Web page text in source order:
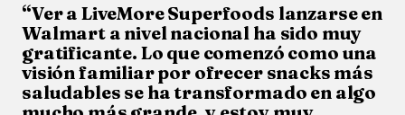
“Ver a LiveMore Superfoods lanzarse en
Walmart a nivel nacional ha sido muy
gratificante. Lo que comenzó como una
visión familiar por ofrecer snacks más
saludables se ha transformado en algo